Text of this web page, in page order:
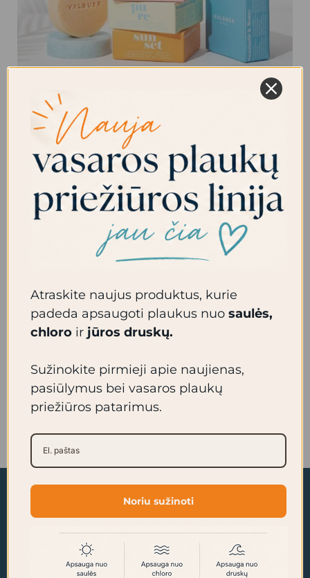
Valquer kietieji šampūnai
Parašykite komentarą /Naujienos,Valquer
Produkcija/ admin
Pakuotėse nenaudojamas plastikas Iš 100%
perdirbtų medžiagų CO2 emisijos lygio
mažinimas Netestuota su gyvūnais Draugiškas
aplinkai Ar žinojote, kad šampūnas gali žaloti
Putojimo efektui naudojame alternatyvias
medžiagas muilui ar sulfatams. Ar tai praktiškas
ir tvarus produktas? Veganiškas, be plastiko,
keliaujant. Ar žinojote, jog galima […]
Read More »
Atraskite naujus produktus, kurie
padeda apsaugoti plaukus nuo saulės,
chloro ir jūros druskų.
Sužinokite pirmieji apie naujienas,
pasiūlymus bei vasaros plaukų
priežiūros patarimus.
Noriu sužinoti